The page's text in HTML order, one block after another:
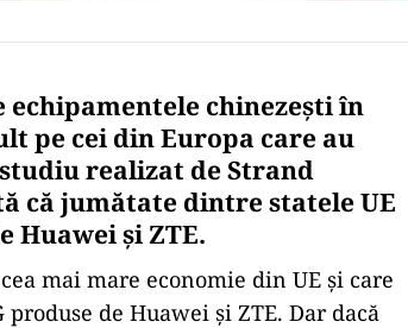
chinezești în
pe cei din Europa care au
realizat de Strand
că jumătate dintre statele UE
Huawei și ZTE.
mai mare economie din UE și care
de Huawei și ZTE. Dar dacă